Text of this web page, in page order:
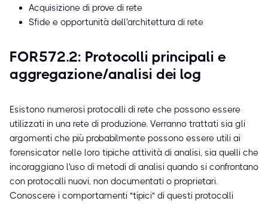
Acquisizione di prove di rete
Sfide e opportunità dell'architettura di rete
FOR572.2: Protocolli principali e
aggregazione/analisi dei log
Esistono numerosi protocolli di rete che possono essere
utilizzati in una rete di produzione. Verranno trattati sia gli
argomenti che più probabilmente possono essere utili ai
forensicator nelle loro tipiche attività di analisi, sia quelli che
incoraggiano l'uso di metodi di analisi quando si confrontano
con protocolli nuovi, non documentati o proprietari.
Conoscere i comportamenti "tipici" di questi protocolli